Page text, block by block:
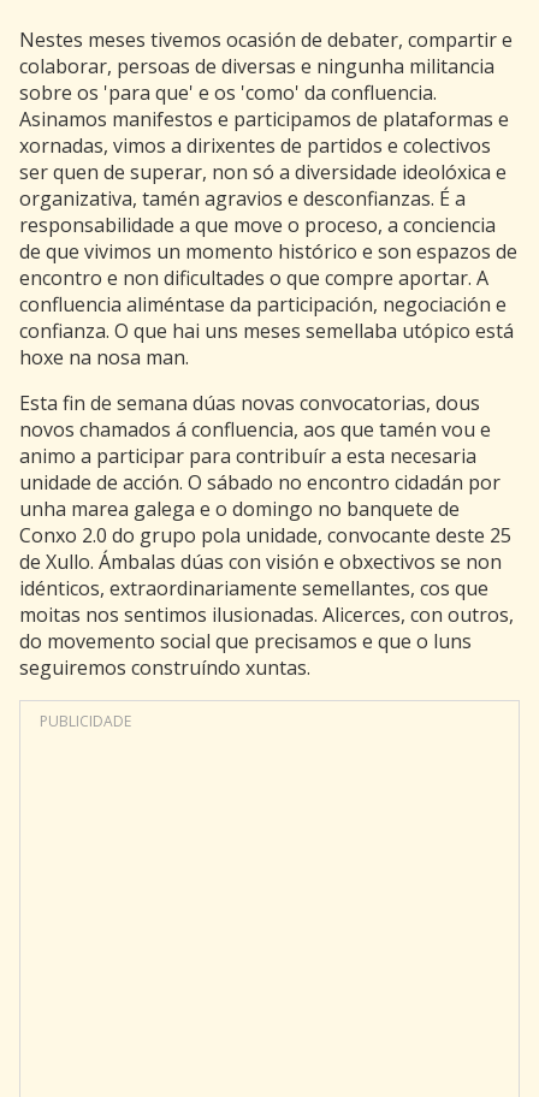
Nestes meses tivemos ocasión de debater, compartir e
colaborar, persoas de diversas e ningunha militancia
sobre os 'para que' e os 'como' da confluencia.
Asinamos manifestos e participamos de plataformas e
xornadas, vimos a dirixentes de partidos e colectivos
ser quen de superar, non só a diversidade ideolóxica e
organizativa, tamén agravios e desconfianzas. É a
responsabilidade a que move o proceso, a conciencia
de que vivimos un momento histórico e son espazos de
encontro e non dificultades o que compre aportar. A
confluencia aliméntase da participación, negociación e
confianza. O que hai uns meses semellaba utópico está
hoxe na nosa man.
Esta fin de semana dúas novas convocatorias, dous
novos chamados á confluencia, aos que tamén vou e
animo a participar para contribuír a esta necesaria
unidade de acción. O sábado no encontro cidadán por
unha marea galega e o domingo no banquete de
Conxo 2.0 do grupo pola unidade, convocante deste 25
de Xullo. Ámbalas dúas con visión e obxectivos se non
idénticos, extraordinariamente semellantes, cos que
moitas nos sentimos ilusionadas. Alicerces, con outros,
do movemento social que precisamos e que o luns
seguiremos construíndo xuntas.
PUBLICIDADE